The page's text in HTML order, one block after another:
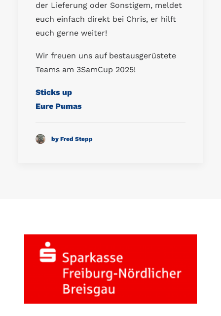
der Lieferung oder Sonstigem, meldet
euch einfach direkt bei Chris, er hilft
euch gerne weiter!
Wir freuen uns auf bestausgerüstete
Teams am 3SamCup 2025!
Sticks up
Eure Pumas
by Fred Stepp